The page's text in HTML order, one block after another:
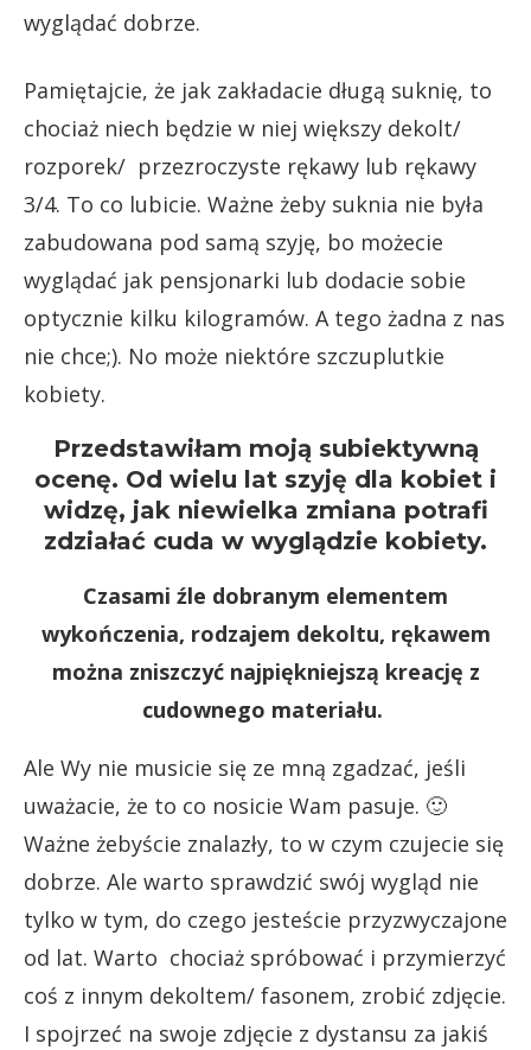
wyglądać dobrze.
Pamiętajcie, że jak zakładacie długą suknię, to
chociaż niech będzie w niej większy dekolt/
rozporek/ przezroczyste rękawy lub rękawy
3/4. To co lubicie. Ważne żeby suknia nie była
zabudowana pod samą szyję, bo możecie
wyglądać jak pensjonarki lub dodacie sobie
optycznie kilku kilogramów. A tego żadna z nas
nie chce;). No może niektóre szczuplutkie
kobiety.
Przedstawiłam moją subiektywną
ocenę. Od wielu lat szyję dla kobiet i
widzę, jak niewielka zmiana potrafi
zdziałać cuda w wyglądzie kobiety.
Czasami źle dobranym elementem
wykończenia, rodzajem dekoltu, rękawem
można zniszczyć najpiękniejszą kreację z
cudownego materiału.
Ale Wy nie musicie się ze mną zgadzać, jeśli
uważacie, że to co nosicie Wam pasuje. 🙂
Ważne żebyście znalazły, to w czym czujecie się
dobrze. Ale warto sprawdzić swój wygląd nie
tylko w tym, do czego jesteście przyzwyczajone
od lat. Warto chociaż spróbować i przymierzyć
coś z innym dekoltem/ fasonem, zrobić zdjęcie.
I spojrzeć na swoje zdjęcie z dystansu za jakiś